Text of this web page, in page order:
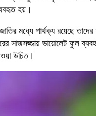
হয়।
মধ্যে পার্থক্য রয়েছে
সাজসজ্জায় ভায়োলেট ফুল
উচিত।